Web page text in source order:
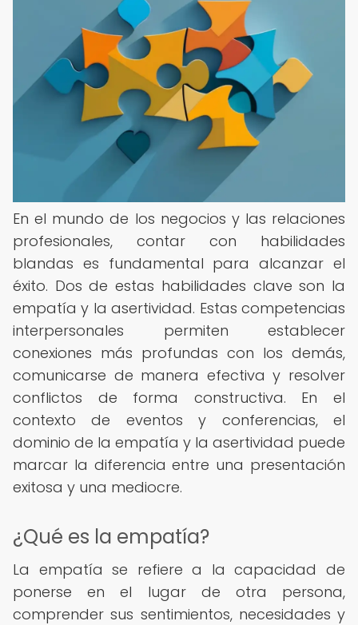
En el mundo de los negocios y las relaciones
profesionales, contar con habilidades
blandas es fundamental para alcanzar el
éxito. Dos de estas habilidades clave son la
empatía y la asertividad. Estas competencias
interpersonales permiten establecer
conexiones más profundas con los demás,
comunicarse de manera efectiva y resolver
conflictos de forma constructiva. En el
contexto de eventos y conferencias, el
dominio de la empatía y la asertividad puede
marcar la diferencia entre una presentación
exitosa y una mediocre.
¿Qué es la empatía?
La empatía se refiere a la capacidad de
ponerse en el lugar de otra persona,
comprender sus sentimientos, necesidades y